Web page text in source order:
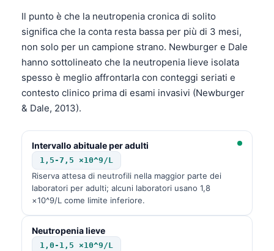
Il punto è che la neutropenia cronica di solito
significa che la conta resta bassa per più di 3 mesi,
non solo per un campione strano. Newburger e Dale
hanno sottolineato che la neutropenia lieve isolata
spesso è meglio affrontarla con conteggi seriati e
contesto clinico prima di esami invasivi (Newburger
& Dale, 2013).
Intervallo abituale per adulti
1,5-7,5 ×10^9/L
Riserva attesa di neutrofili nella maggior parte dei
laboratori per adulti; alcuni laboratori usano 1,8
×10^9/L come limite inferiore.
Neutropenia lieve
1,0-1,5 ×10^9/L